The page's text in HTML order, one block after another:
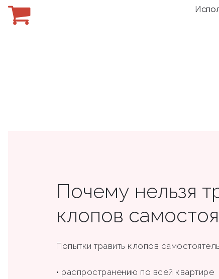
Почему нельзя
клопов
Попытки травить клопов
• распространению по всей квартире